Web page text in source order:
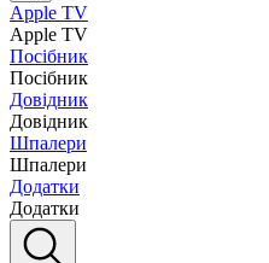
Apple TV
Apple TV
Посібник
Посібник
Довідник
Довідник
Шпалери
Шпалери
Додатки
Додатки